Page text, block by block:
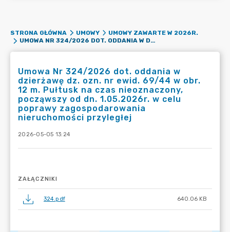
STRONA GŁÓWNA UMOWY
UMOWY ZAWARTE W 2026R.
UMOWA NR 324/2026 DOT. ODDANIA W DZIERŻAWĘ DZ. OZN. NR EWID. 69/44 W OBR. 12 M. PUŁTUSK NA CZAS NIEOZNACZONY, POCZĄWSZY OD DN. 1.05.2026R. W CELU POPRAWY ZAGOSPODAROWANIA NIERUCHOMOŚCI PRZYLEGŁEJ
Umowa Nr 324/2026 dot. oddania w
dzierżawę dz. ozn. nr ewid. 69/44 w obr.
12 m. Pułtusk na czas nieoznaczony,
począwszy od dn. 1.05.2026r. w celu
poprawy zagospodarowania
nieruchomości przyległej
2026-05-05 13:24
ZAŁĄCZNIKI
324.pdf 640.06 KB